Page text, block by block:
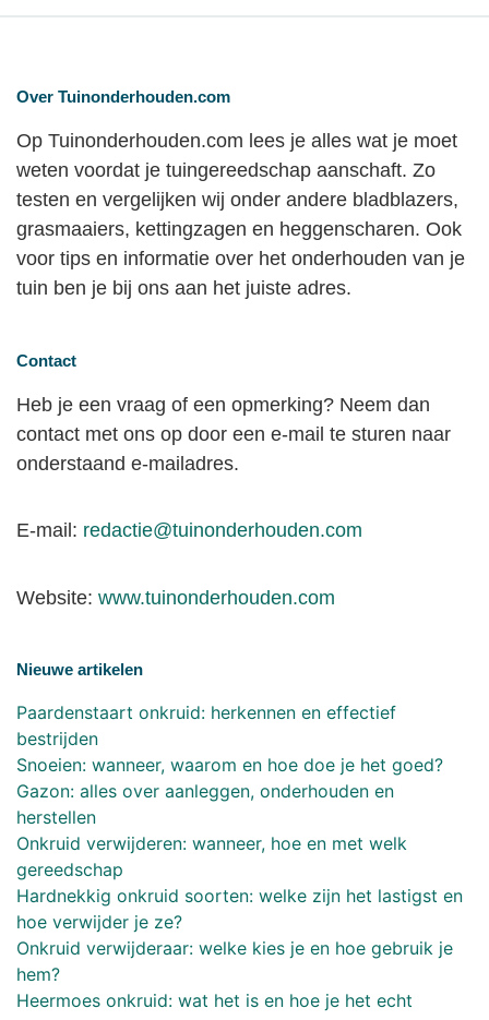
Over Tuinonderhouden.com
Op Tuinonderhouden.com lees je alles wat je moet
weten voordat je tuingereedschap aanschaft. Zo
testen en vergelijken wij onder andere bladblazers,
grasmaaiers, kettingzagen en heggenscharen. Ook
voor tips en informatie over het onderhouden van je
tuin ben je bij ons aan het juiste adres.
Contact
Heb je een vraag of een opmerking? Neem dan
contact met ons op door een e-mail te sturen naar
onderstaand e-mailadres.
E-mail: redactie@tuinonderhouden.com
Website: www.tuinonderhouden.com
Nieuwe artikelen
Paardenstaart onkruid: herkennen en effectief
bestrijden
Snoeien: wanneer, waarom en hoe doe je het goed?
Gazon: alles over aanleggen, onderhouden en
herstellen
Onkruid verwijderen: wanneer, hoe en met welk
gereedschap
Hardnekkig onkruid soorten: welke zijn het lastigst en
hoe verwijder je ze?
Onkruid verwijderaar: welke kies je en hoe gebruik je
hem?
Heermoes onkruid: wat het is en hoe je het echt